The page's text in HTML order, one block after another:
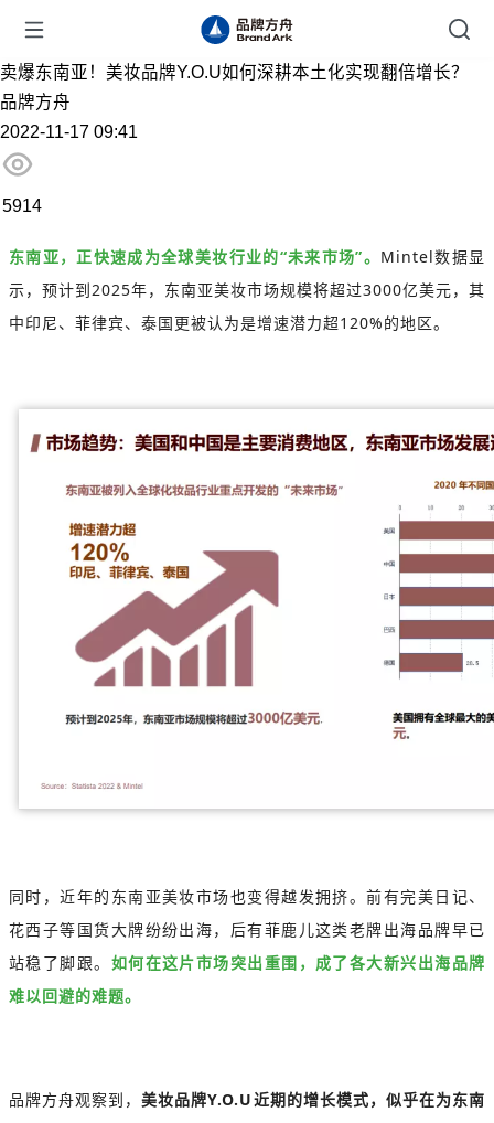
卖爆东南亚！美妆品牌Y.O.U如何深耕本土化实现翻倍增长？
品牌方舟
2022-11-17 09:41
5914
东南亚，正快速成为全球美妆行业的“未来市场”。 Mintel数据显
示，预计到2025年，东南亚美妆市场规模将超过3000亿美元，其
中印尼、菲律宾、泰国更被认为是增速潜力超120%的地区。
同时，近年的东南亚美妆市场也变得越发拥挤。前有完美日记、
花西子等国货大牌纷纷出海，后有菲鹿儿这类老牌出海品牌早已
站稳了脚跟。 如何在这片市场突出重围，成了各大新兴出海品牌
难以回避的难题。
品牌方舟观察到，美妆品牌Y.O.U近期的增长模式，似乎在为东南